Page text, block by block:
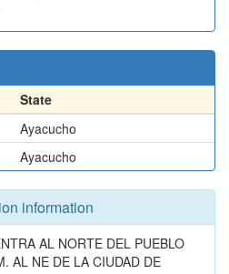
State
Ayacucho
Ayacucho
information
AL NORTE DEL PUEBLO
AL NE DE LA CIUDAD DE